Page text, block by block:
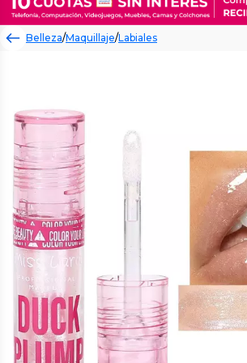
Belleza/Maquillaje/Labiales